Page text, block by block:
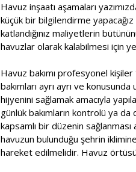
Havuz inşaatı aşamaları
küçük bir bilgilendirme
katlandığınız maliyetlerin
havuzlar olarak kalabilmesi için
Havuz bakımı profesyonel kişiler
bakımları ayrı ayrı ve
hijyenini sağlamak amacıyla
günlük bakımların kontrolü ya da
kapsamlı bir düzenin
havuzun bulunduğu şehrin
hareket edilmelidir. Havuz